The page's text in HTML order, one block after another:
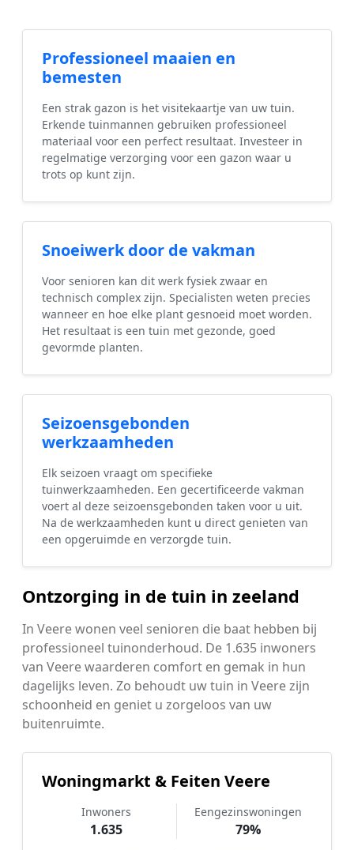
Professioneel maaien en
bemesten
Een strak gazon is het visitekaartje van uw tuin.
Erkende tuinmannen gebruiken professioneel
materiaal voor een perfect resultaat. Investeer in
regelmatige verzorging voor een gazon waar u
trots op kunt zijn.
Snoeiwerk door de vakman
Voor senioren kan dit werk fysiek zwaar en
technisch complex zijn. Specialisten weten precies
wanneer en hoe elke plant gesnoeid moet worden.
Het resultaat is een tuin met gezonde, goed
gevormde planten.
Seizoensgebonden
werkzaamheden
Elk seizoen vraagt om specifieke
tuinwerkzaamheden. Een gecertificeerde vakman
voert al deze seizoensgebonden taken voor u uit.
Na de werkzaamheden kunt u direct genieten van
een opgeruimde en verzorgde tuin.
Ontzorging in de tuin in zeeland
In Veere wonen veel senioren die baat hebben bij
professioneel tuinonderhoud. De 1.635 inwoners
van Veere waarderen comfort en gemak in hun
dagelijks leven. Zo behoudt uw tuin in Veere zijn
schoonheid en geniet u zorgeloos van uw
buitenruimte.
Woningmarkt & Feiten Veere
Inwoners
1.635
Eengezinswoningen
79%